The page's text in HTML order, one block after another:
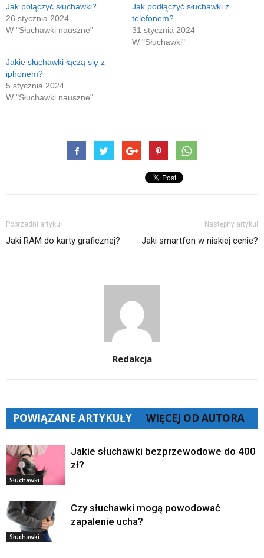
w
nowym
Jak połączyć słuchawki?
26 stycznia 2024
W "Słuchawki nauszne"
Jak podłączyć słuchawki z
telefonem?
31 stycznia 2024
W "Słuchawki"
Jakie słuchawki łączą się z
iphonem?
5 stycznia 2024
W "Słuchawki nauszne"
Poprzedni artykuł
Jaki RAM do karty graficznej?
Następny artykuł
Jaki smartfon w niskiej cenie?
Redakcja
POWIĄZANE ARTYKUŁY WIĘCEJ OD AUTORA
Słuchawki
Jakie słuchawki bezprzewodowe do 400
zł?
Słuchawki
Czy słuchawki mogą powodować
zapalenie ucha?